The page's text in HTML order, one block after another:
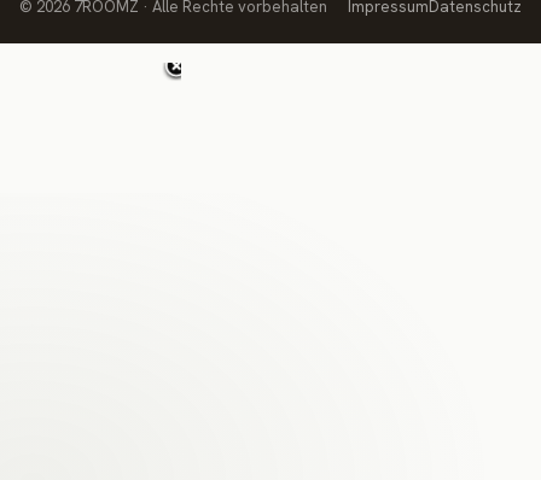
© 2026 7ROOMZ · Alle Rechte vorbehalten ImpressumDatenschutz